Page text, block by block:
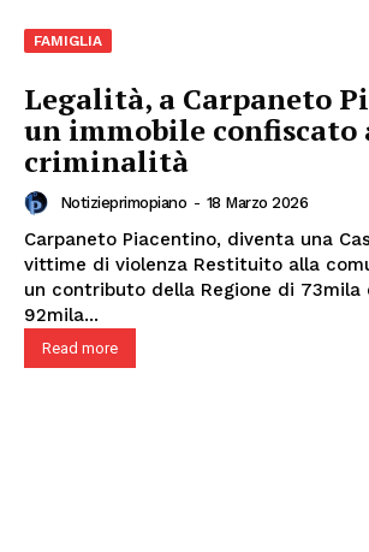
FAMIGLIA
Legalità, a Carpaneto
un immobile confiscato
criminalità
Notizieprimopiano - 18 Marzo 2026
Carpaneto Piacentino, diventa una
vittime di violenza Restituito alla comunità, grazie a
un contributo della Regione di 73mila
92mila...
Read more